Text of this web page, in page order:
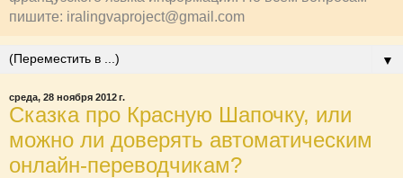
пишите: iralingvaproject@gmail.com
▼
среда, 28 ноября 2012 г.
Сказка про Красную Шапочку, или
можно ли доверять автоматическим
онлайн-переводчикам?